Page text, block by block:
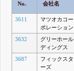
No. 会社名
3611
マツオカコー
ポレーション
3632
グリーホール
ディングス
3687
フィックスタ
ーズ